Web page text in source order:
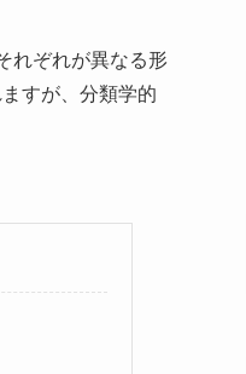
れぞれが異なる形
すが、分類学的